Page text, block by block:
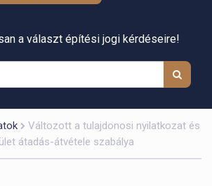
a választ építési jogi kérdéseire!
Változott a tulajdonosi nyilatkozat és
átadás-átvétele szabálya